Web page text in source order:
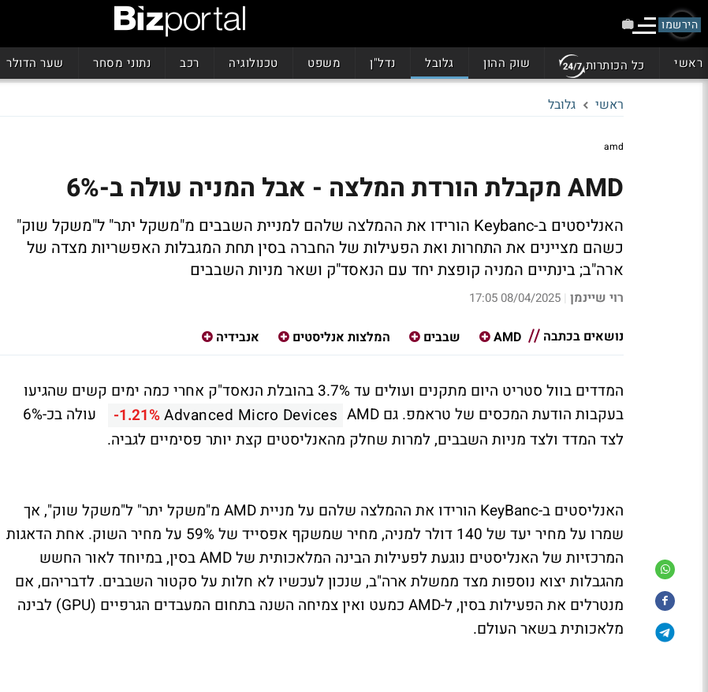
הירשמו
ראשי כל הכותרות שוק ההון גלובל נדל"ן משפט טכנולוגיה רכב נתוני מסחר שער הדולר
ראשי גלובל
amd
AMD מקבלת הורדת המלצה - אבל המניה עולה ב-6%
האנליסטים ב-Keybanc הורידו את ההמלצה שלהם למניית השבבים מ"משקל יתר" ל"משקל שוק"
כשהם מציינים את התחרות ואת הפעילות של החברה בסין תחת המגבלות האפשריות מצדה של
ארה"ב; בינתיים המניה קופצת יחד עם הנאסד"ק ושאר מניות השבבים
רוי שיינמן |
08/04/2025 17:05
נושאים בכתבה AMD שבבים המלצות אנליסטים אנבידיה
המדדים בוול סטריט היום מתקנים ועולים עד 3.7% בהובלת הנאסד"ק אחרי כמה ימים קשים שהגיעו
בעקבות הודעת המכסים של טראמפ. גם AMD
Advanced Micro Devices
-1.21%
עולה בכ-6%
לצד המדד ולצד מניות השבבים, למרות שחלק מהאנליסטים קצת יותר פסימיים לגביה.
האנליסטים ב-KeyBanc הורידו את ההמלצה שלהם על מניית AMD מ"משקל יתר" ל"משקל שוק", אך
שמרו על מחיר יעד של 140 דולר למניה, מחיר שמשקף אפסייד של 59% על מחיר השוק. אחת הדאגות
המרכזיות של האנליסטים נוגעת לפעילות הבינה המלאכותית של AMD בסין, במיוחד לאור החשש
מהגבלות יצוא נוספות מצד ממשלת ארה"ב, שנכון לעכשיו לא חלות על סקטור השבבים. לדבריהם, אם
מנטרלים את הפעילות בסין, ל-AMD כמעט ואין צמיחה השנה בתחום המעבדים הגרפיים (GPU) לבינה
מלאכותית בשאר העולם.